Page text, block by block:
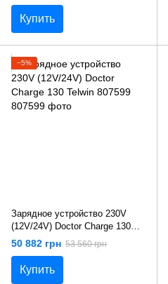
Купить
−5%
Зарядное устройство 230V
(12V/24V) Doctor Charge 130
Telwin 807599
50 882 грн 53 560 грн
Купить